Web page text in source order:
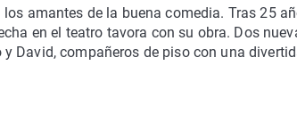
amantes de la buena comedia. Tras 25
en el teatro tavora con su obra. Dos
David, compañeros de piso con una